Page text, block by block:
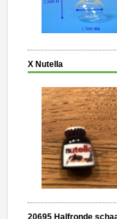
X Nutella
20695 Halfronde